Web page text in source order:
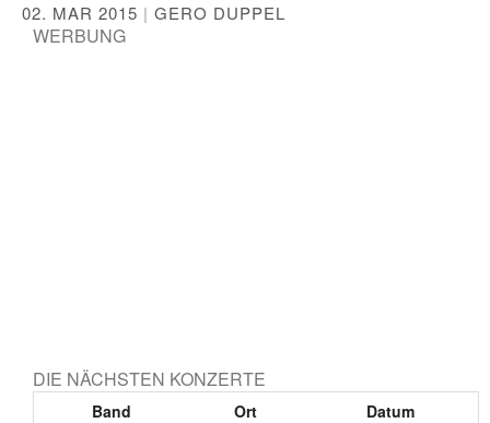
02. MAR 2015 | GERO DUPPEL
WERBUNG
DIE NÄCHSTEN KONZERTE
Band Ort Datum